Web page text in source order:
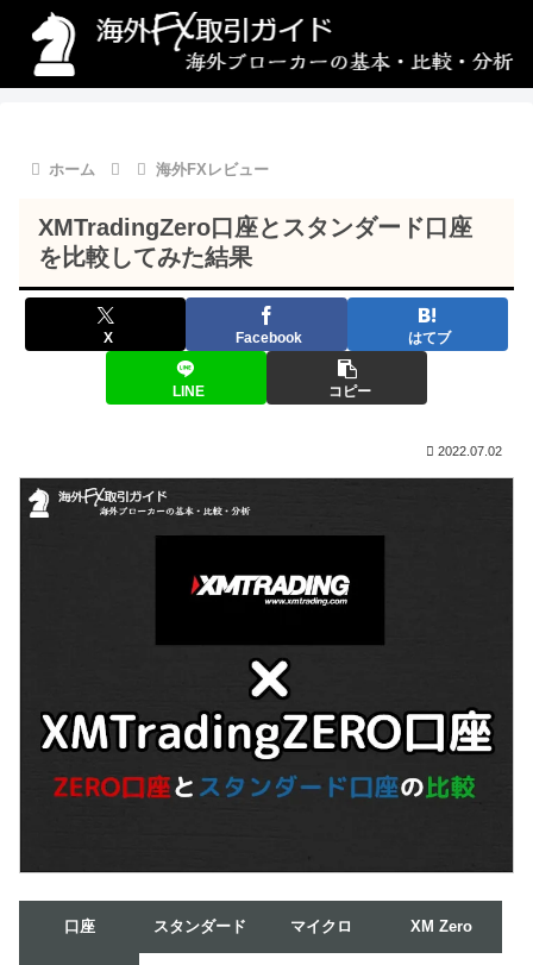
ホーム 海外FXレビュー
XMTradingZero口座とスタンダード口座
を比較してみた結果
X Facebook はてブ
LINE コピー
2022.07.02
口座 スタンダード マイクロ XM Zero